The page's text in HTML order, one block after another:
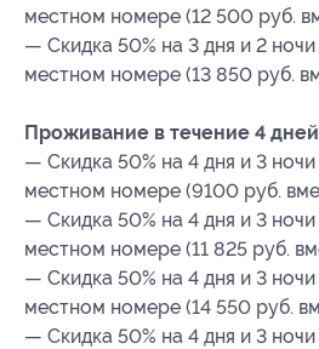
местном номере (12 500 руб.
— Скидка 50% на 3 дня и 2
местном номере (13 850 руб.
Проживание в течение 4
— Скидка 50% на 4 дня и 3
местном номере (9100 руб.
— Скидка 50% на 4 дня и 3
местном номере (11 825 руб.
— Скидка 50% на 4 дня и 3
местном номере (14 550 руб.
— Скидка 50% на 4 дня и 3